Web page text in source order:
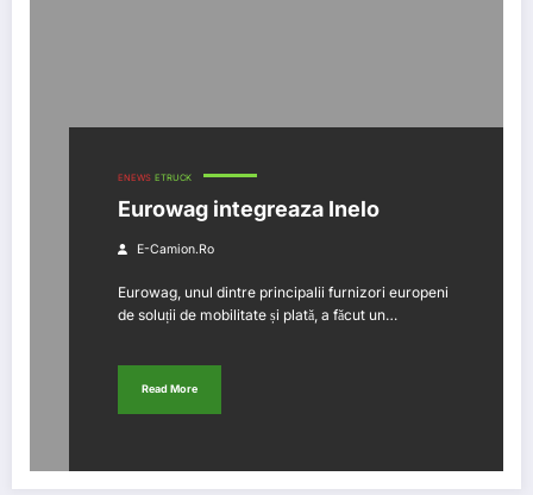
ENEWS ETRUCK
Eurowag integreaza Inelo
E-Camion.ro
Eurowag, unul dintre principalii furnizori europeni
de soluții de mobilitate și plată, a făcut un…
Read More